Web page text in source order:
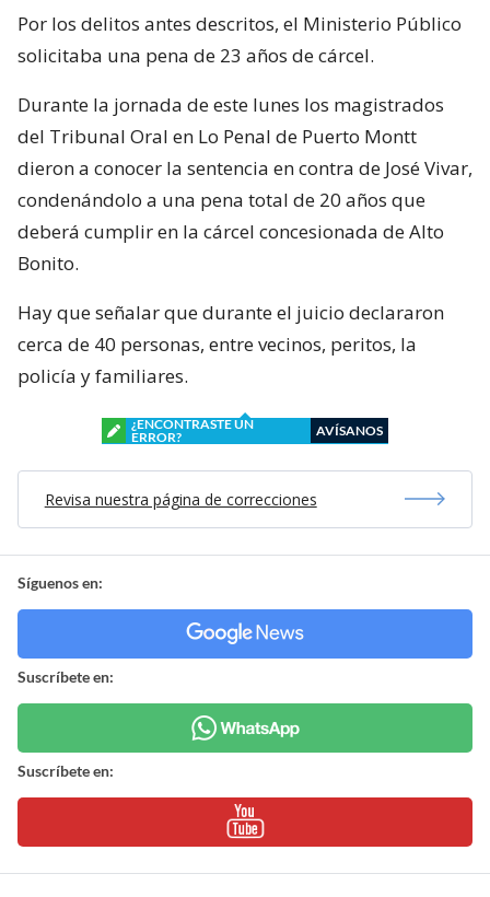
Por los delitos antes descritos, el Ministerio Público
solicitaba una pena de 23 años de cárcel.
Durante la jornada de este lunes los magistrados
del Tribunal Oral en Lo Penal de Puerto Montt
dieron a conocer la sentencia en contra de José Vivar,
condenándolo a una pena total de 20 años que
deberá cumplir en la cárcel concesionada de Alto
Bonito.
Hay que señalar que durante el juicio declararon
cerca de 40 personas, entre vecinos, peritos, la
policía y familiares.
¿ENCONTRASTE UN
ERROR?
AVÍSANOS
Revisa nuestra página de correcciones
Síguenos en:
Suscríbete en:
Suscríbete en: